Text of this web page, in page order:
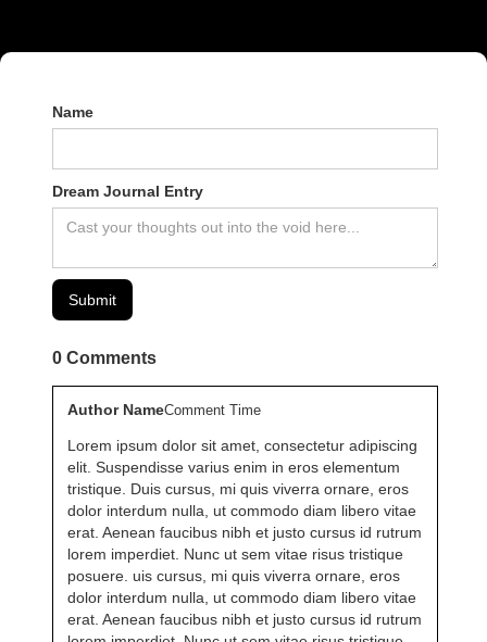
Name
Dream Journal Entry
0 Comments
Author NameComment Time
Lorem ipsum dolor sit amet, consectetur adipiscing
elit. Suspendisse varius enim in eros elementum
tristique. Duis cursus, mi quis viverra ornare, eros
dolor interdum nulla, ut commodo diam libero vitae
erat. Aenean faucibus nibh et justo cursus id rutrum
lorem imperdiet. Nunc ut sem vitae risus tristique
posuere. uis cursus, mi quis viverra ornare, eros
dolor interdum nulla, ut commodo diam libero vitae
erat. Aenean faucibus nibh et justo cursus id rutrum